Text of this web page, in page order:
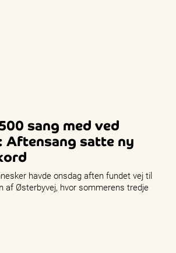
sang med ved
Aftensang satte ny
havde onsdag aften fundet vej til
af Østerbyvej, hvor sommerens tredje